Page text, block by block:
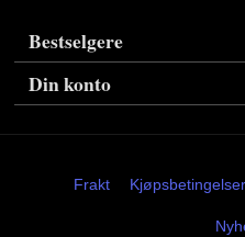
Bestselgere
Din konto
Frakt Kjøpsbetingelser